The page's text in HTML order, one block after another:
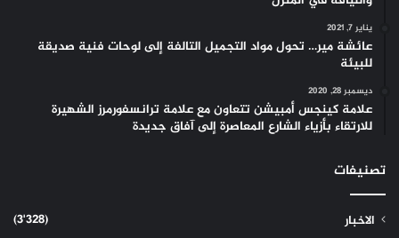
يناير 7, 2021
عائشة مير… تحول مواد التجميل التالفة إلى لوحات فنية صديقة
للبيئة
ديسمبر 28, 2020
علامة كينجس أمبيشن تتعاون مع علامة ترانسفورمرز الشهيرة
للارتقاء بأزياء الشارع المعاصرة إلى آفاق جديدة
تصنيفات
الاخبار
(3٬328)